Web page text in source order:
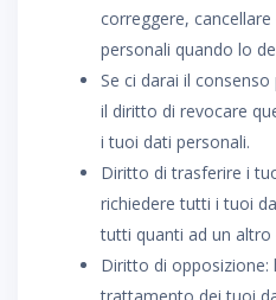
correggere,
personali quando lo
Se ci darai il
il diritto di revocare
i tuoi dati personali.
Diritto di trasferire i
richiedere tutti i tuoi
tutti quanti ad un altro
Diritto di